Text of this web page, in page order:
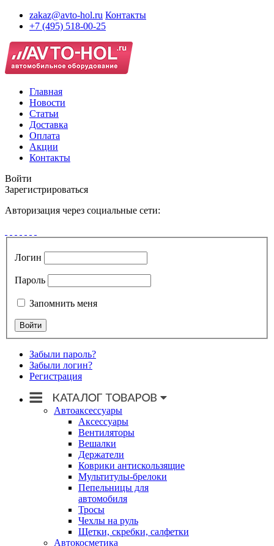
zakaz@avto-hol.ru Контакты
+7 (495) 518-00-25
Главная
Новости
Статьи
Доставка
Оплата
Акции
Контакты
Войти
Зарегистрироваться
Авторизация через социальные сети:
Логин
Пароль
Запомнить меня
Забыли пароль?
Забыли логин?
Регистрация
Автоаксессуары
Аксессуары
Вентиляторы
Вешалки
Держатели
Коврики антискользящие
Мультитулы-брелоки
Пепельницы для
автомобиля
Тросы
Чехлы на руль
Щетки, скребки, салфетки
Автокосметика